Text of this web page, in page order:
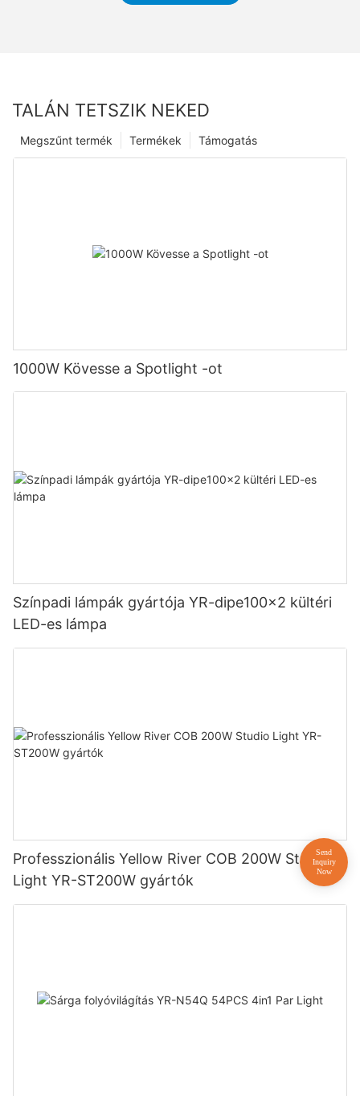
TALÁN TETSZIK NEKED
Támogatás
Termékek
Megszűnt termék
1000W Kövesse a Spotlight -ot
Színpadi lámpák gyártója YR-dipe100x2 kültéri
LED-es lámpa
Professzionális Yellow River COB 200W Studio
Light YR-ST200W gyártók